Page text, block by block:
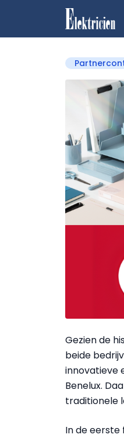
Gezien de
beide
innovatieve
Benelux.
traditionele
In de